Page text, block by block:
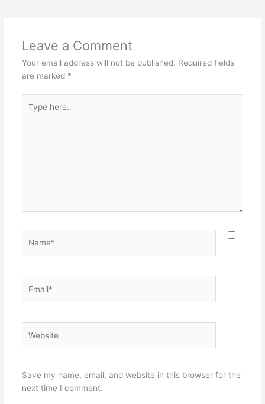
Leave a Comment
Your email address will not be published. Required fields
are marked *
here..
Save my name, email, and website in this browser for the
next time I comment.